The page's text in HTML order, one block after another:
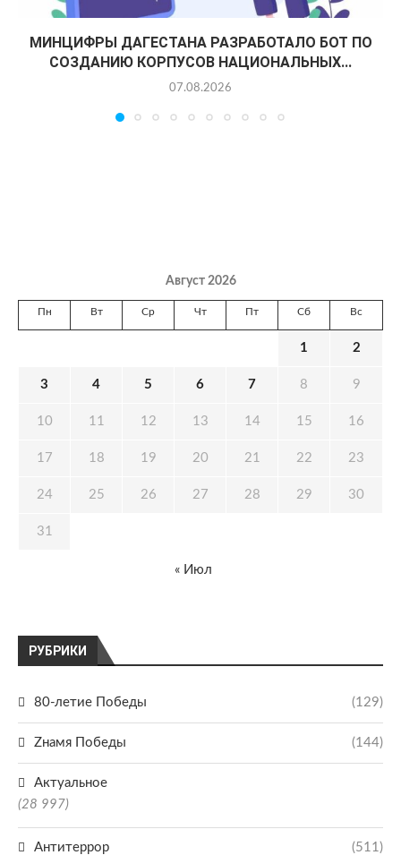
МИНЦИФРЫ ДАГЕСТАНА РАЗРАБОТАЛО БОТ ПО
СОЗДАНИЮ КОРПУСОВ НАЦИОНАЛЬНЫХ...
07.08.2026
РУБРИКИ
80-летие Победы (129)
Zнамя Победы (144)
Актуальное
(28 997)
Антитеррор (511)
Август 2026
Пн Вт Ср Чт Пт Сб Вс
1 2
3 4 5 6 7 8 9
10 11 12 13 14 15 16
17 18 19 20 21 22 23
24 25 26 27 28 29 30
31
« Июл